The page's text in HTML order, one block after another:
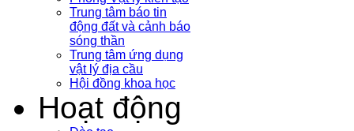
Trung tâm báo tin
động đất và cảnh báo
sóng thần
Trung tâm ứng dụng
vật lý địa cầu
Hội đồng khoa học
Hoạt động